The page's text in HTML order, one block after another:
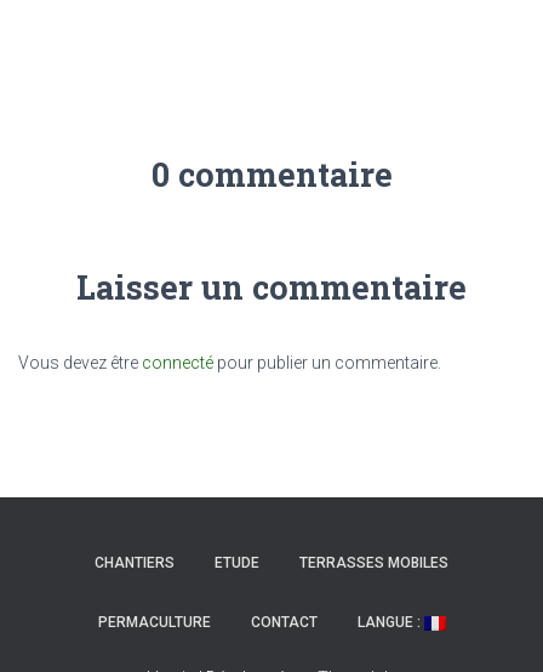
0 commentaire
Laisser un commentaire
Vous devez être connecté pour publier un commentaire.
CHANTIERS ETUDE TERRASSES MOBILES
PERMACULTURE CONTACT LANGUE :